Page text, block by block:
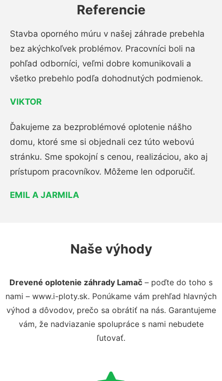
Referencie
Stavba oporného múru v našej záhrade prebehla
bez akýchkoľvek problémov. Pracovníci boli na
pohľad odborníci, veľmi dobre komunikovali a
všetko prebehlo podľa dohodnutých podmienok.
VIKTOR
Ďakujeme za bezproblémové oplotenie nášho
domu, ktoré sme si objednali cez túto webovú
stránku. Sme spokojní s cenou, realizáciou, ako aj
prístupom pracovníkov. Môžeme len odporučiť.
EMIL A JARMILA
Naše výhody
Drevené oplotenie záhrady Lamač – poďte do toho s
nami – www.i-ploty.sk. Ponúkame vám prehľad hlavných
výhod a dôvodov, prečo sa obrátiť na nás. Garantujeme
vám, že nadviazanie spolupráce s nami nebudete
ľutovať.